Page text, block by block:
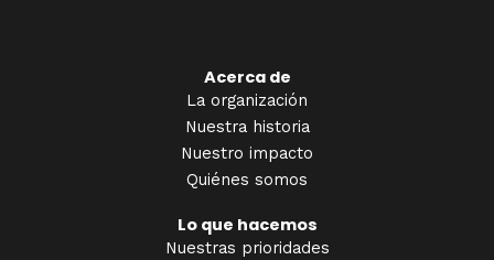
Acerca de
La organización
Nuestra historia
Nuestro impacto
Quiénes somos
Lo que hacemos
Nuestras prioridades